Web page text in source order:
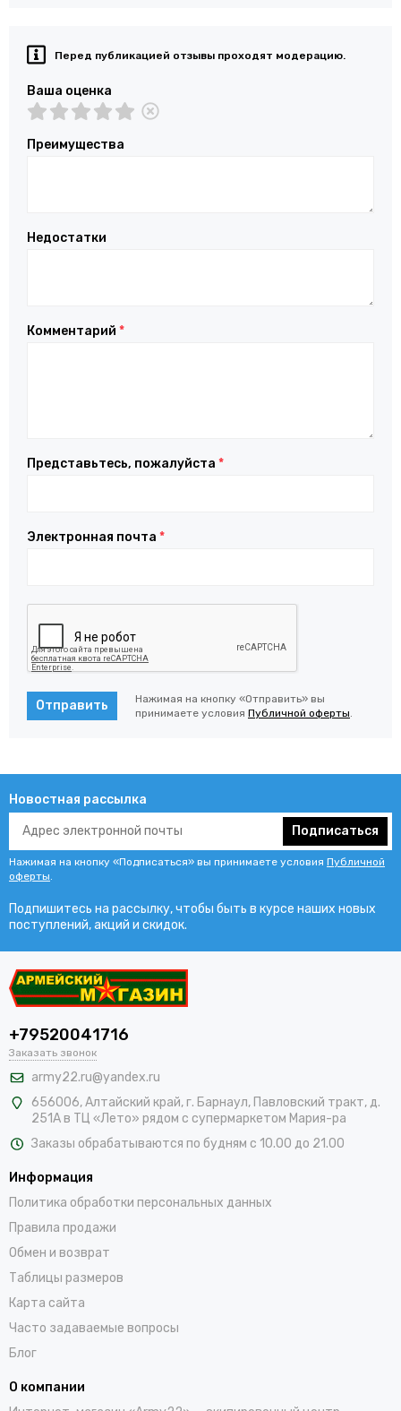
Перед публикацией отзывы проходят модерацию.
Ваша оценка
Преимущества
Недостатки
Комментарий *
Представьтесь, пожалуйста *
Электронная почта *
Отправить
Нажимая на кнопку «Отправить» вы
принимаете условия Публичной оферты.
Новостная рассылка
Подписаться
Нажимая на кнопку «Подписаться» вы принимаете условия Публичной
оферты.
Подпишитесь на рассылку, чтобы быть в курсе наших новых
поступлений, акций и скидок.
+79520041716
Заказать звонок
army22.ru@yandex.ru
656006, Алтайский край,г. Барнаул, Павловский тракт, д.
251А в ТЦ «Лето» рядом с супермаркетом Мария-ра
Заказы обрабатываются по будням с 10.00 до 21.00
Информация
Политика обработки персональных данных
Правила продажи
Обмен и возврат
Таблицы размеров
Карта сайта
Часто задаваемые вопросы
Блог
О компании